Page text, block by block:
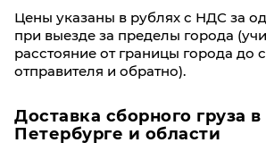
Цены указаны в рублях с НДС за
при выезде за пределы города
расстояние от границы города до
отправителя и обратно).
Доставка сборного груза
Петербурге и области